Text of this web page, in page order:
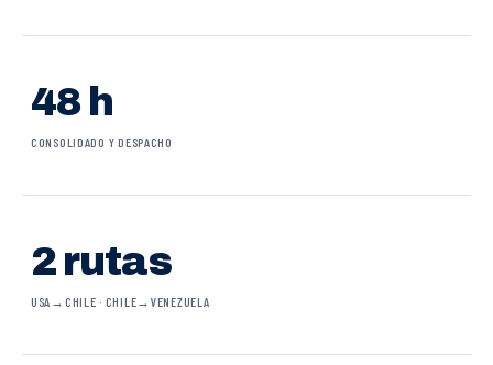
48 h
CONSOLIDADO Y DESPACHO
2 rutas
USA→CHILE · CHILE→VENEZUELA